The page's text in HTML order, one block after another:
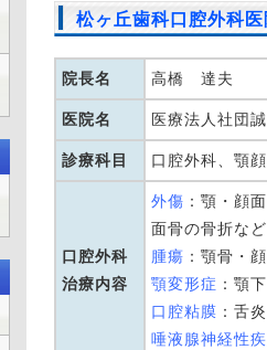
松ヶ丘歯科口腔外科
院長名 高橋 達夫
医院名 医療法人社団
診療科目 口腔外科、顎
口腔外科
治療内容
外傷 ：顎・顔
面骨の骨折など
腫瘍 ：顎骨・
顎変形症 ：顎
口腔粘膜 ：舌
唾液腺神経性